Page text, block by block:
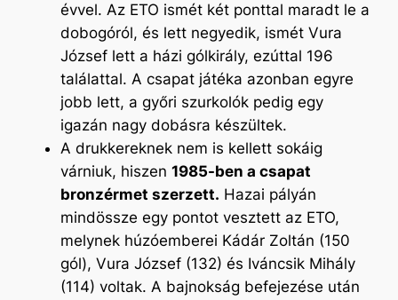
évvel. Az ETO ismét két ponttal maradt le a
dobogóról, és lett negyedik, ismét Vura
József lett a házi gólkirály, ezúttal 196
találattal. A csapat játéka azonban egyre
jobb lett, a győri szurkolók pedig egy
igazán nagy dobásra készültek.
A drukkereknek nem is kellett sokáig
várniuk, hiszen 1985-ben a csapat
bronzérmet szerzett. Hazai pályán
mindössze egy pontot vesztett az ETO,
melynek húzóemberei Kádár Zoltán (150
gól), Vura József (132) és Iváncsik Mihály
(114) voltak. A bajnokság befejezése után